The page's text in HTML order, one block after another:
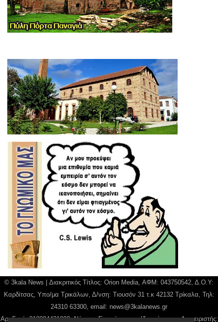
© 3kala News | Διακριτικός Τίτλος: Orion Media, ΑΦΜ: 043750542, Δ.Ο.Υ:
Καρδίτσας, Υπο/μα Τρικάλων, Δ/νση: Τιουσόν 31 τ.κ 42132 Τρίκαλα, Τηλ:
24310 63300, email: news@3kalanews.gr
Αρ. Γεμή: 018804431000, Νόμιμος Εκπρόσωπος, Ιδιοκτήτης και Διαχειριστής: